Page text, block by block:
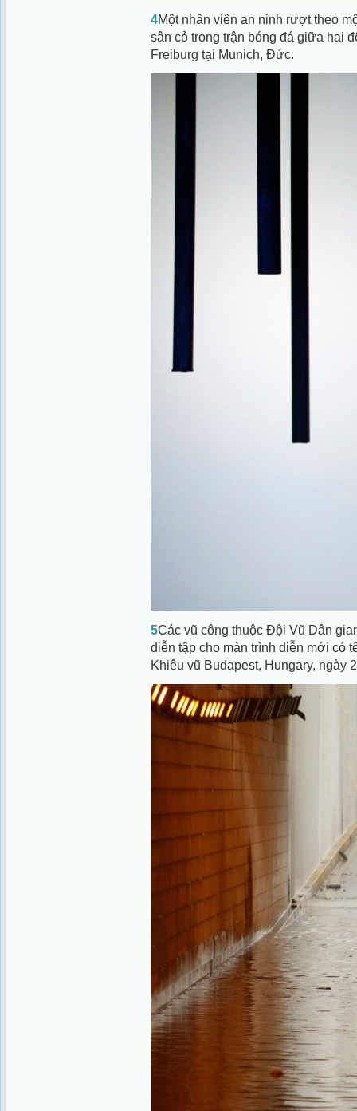
4Một nhân viên an ninh rượt theo
sân cỏ trong trận bóng đá giữa hai
Freiburg tại Munich, Đức.
5Các vũ công thuộc Đội Vũ Dân
diễn tập cho màn trình diễn mới có
Khiêu vũ Budapest, Hungary, ngày